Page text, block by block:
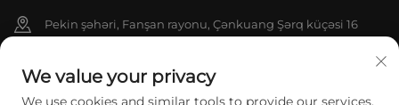
Pekin şəhəri, Fanşan rayonu, Çənkuang Şərq küçəsi 16
+86-13911459627
We value your privacy
We use cookies and similar tools to provide our services.